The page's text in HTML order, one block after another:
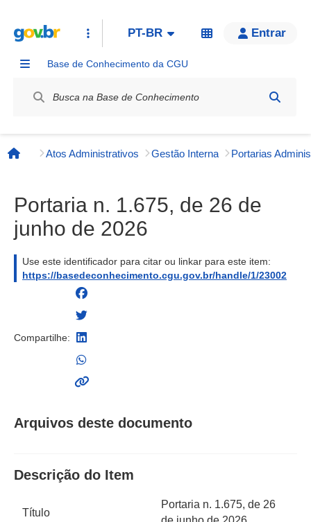
PT-BR Entrar
Base de Conhecimento da CGU
Página inicial
Atos Administrativos Gestão Interna
Portaria n. 1.675, de 26 de
junho de 2026
Use este identificador para citar ou linkar para este item:
https://basedeconhecimento.cgu.gov.br/handle/1/23002
Compartilhe:
Arquivos deste documento
Descrição do Item
Título
Portaria n. 1.675, de 26